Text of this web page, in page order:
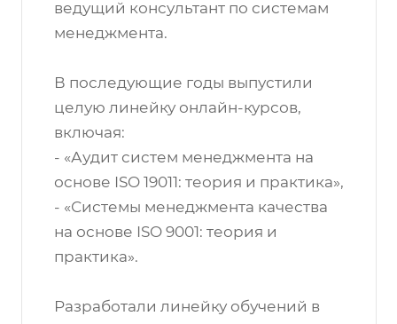
ведущий консультант по системам
менеджмента.
В последующие годы выпустили
целую линейку онлайн-курсов,
включая:
- «Аудит систем менеджмента на
основе ISO 19011: теория и практика»,
- «Системы менеджмента качества
на основе ISO 9001: теория и
практика».
Разработали линейку обучений в